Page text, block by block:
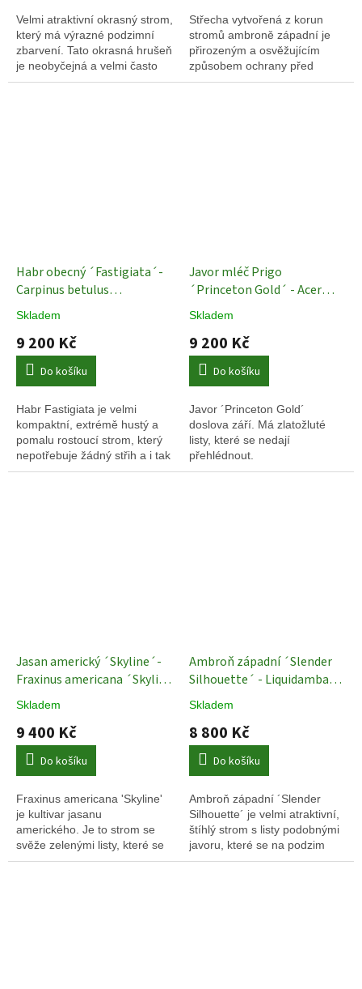
Velmi atraktivní okrasný strom,
který má výrazné podzimní
zbarvení. Tato okrasná hrušeň
je neobyčejná a velmi často
využívaná pro malé a středně
Střecha vytvořená z korun
stromů ambroně západní je
přirozeným a osvěžujícím
způsobem ochrany před
sluncem, který zahradě dodá
Habr obecný ´Fastigiata´-
Carpinus betulus
´Fastigiata´ - 16/18 cm
sloupovité
Skladem
9 200 Kč
Do košíku
Habr Fastigiata je velmi
kompaktní, extrémě hustý a
pomalu rostoucí strom, který
nepotřebuje žádný střih a i tak
roste do kuželovitého tvaru.
Javor mléč Prigo
´Princeton Gold´ - Acer
platanoides - ok 12/14
Skladem
9 200 Kč
Do košíku
Javor ´Princeton Gold´
doslova září. Má zlatožluté
listy, které se nedají
přehlédnout.
Jasan americký ´Skyline´-
Fraxinus americana ´Skyline
´- ok 14/16
Skladem
9 400 Kč
Do košíku
Fraxinus americana 'Skyline'
je kultivar jasanu
amerického. Je to strom se
svěže zelenými listy, které se
na podzim zbarvují do žluto-
Ambroň západní ´Slender
Silhouette´ - Liquidambar
styraciflua - ok 12/14 cm
Skladem
8 800 Kč
Do košíku
Ambroň západní ´Slender
Silhouette´ je velmi atraktivní,
štíhlý strom s listy podobnými
javoru, které se na podzim
zbarvují do nádherných